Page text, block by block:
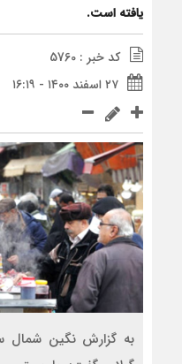
یافته است.
کد خبر : 5760
۲۷ اسفند ۱۴۰۰ - ۱۶:۱۹
به گزارش نگین شمال